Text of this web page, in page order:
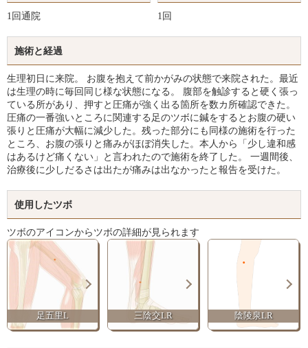
1回通院 1回
施術と経過
生理初日に来院。 お腹を抱えて前かがみの状態で来院された。最近
は生理の時に毎回同じ様な状態になる。 腹部を触診すると硬く張っ
ている所があり、押すと圧痛が強く出る箇所を数カ所確認できた。
圧痛の一番強いところに関連する足のツボに鍼をするとお腹の硬い
張りと圧痛が大幅に減少した。残った部分にも同様の施術を行った
ところ、お腹の張りと痛みがほぼ消失した。本人から「少し違和感
はあるけど痛くない」と言われたので施術を終了した。 一週間後、
治療後に少しだるさは出たが痛みは出なかったと報告を受けた。
使用したツボ
ツボのアイコンからツボの詳細が見られます
足五里L 三陰交LR 陰陵泉LR